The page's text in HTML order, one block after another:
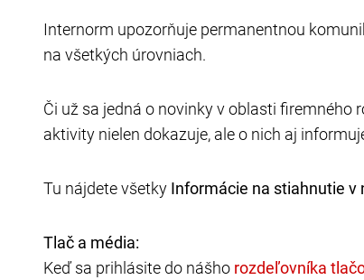
Internorm upozorňuje permanentnou
na všetkých úrovniach.
Či už sa jedná o novinky v oblasti firemného
aktivity nielen dokazuje, ale o nich aj
Tu nájdete všetky Informácie na stiahnutie v
Tlač a média:
Keď sa prihlásite do nášho